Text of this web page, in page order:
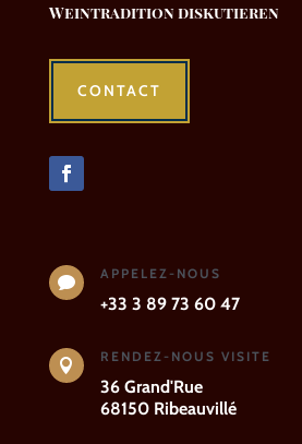
Weintradition diskutieren
CONTACT

APPELEZ-NOUS
+33 3 89 73 60 47

RENDEZ-NOUS VISITE
36 Grand'Rue
68150 Ribeauvillé